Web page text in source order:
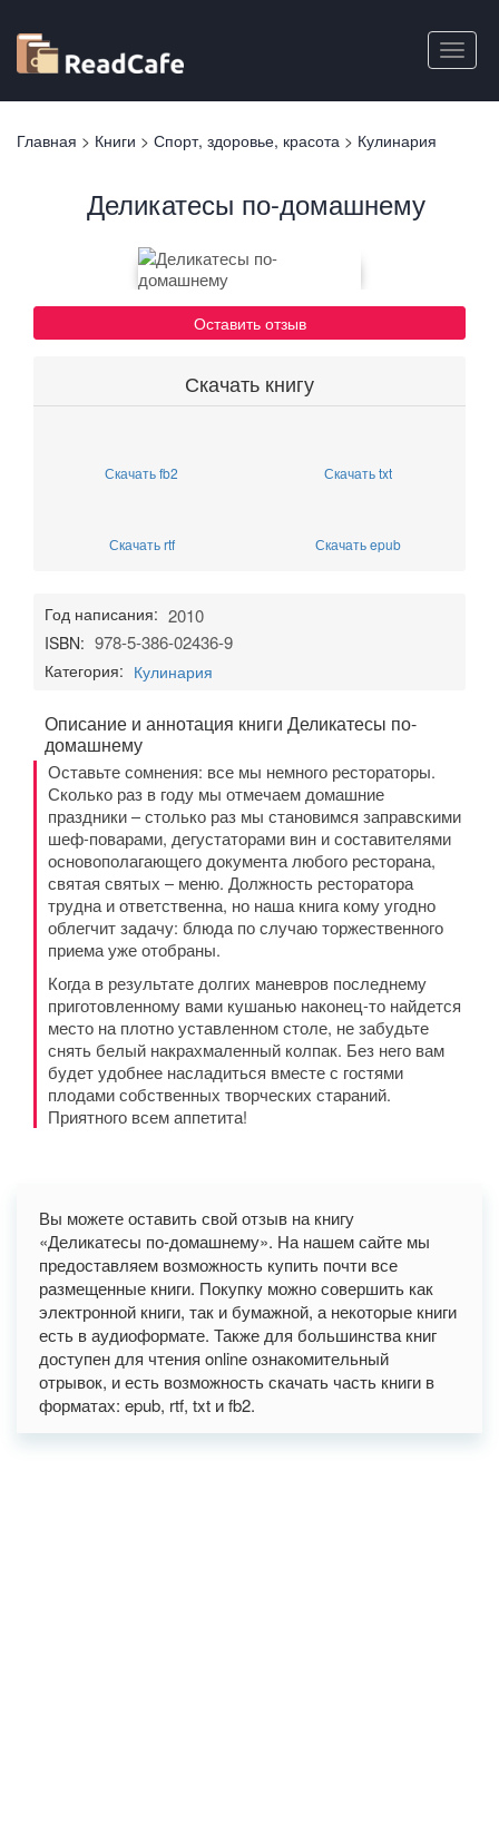
основному
содержанию
Toggle
Вы
Главная > Книги > Спорт, здоровье, красота > Кулинария
Деликатесы по-домашнему
Оставить отзыв
Скачать книгу
Скачать fb2 Скачать txt
Скачать rtf Скачать epub
Год написания: 2010
ISBN: 978-5-386-02436-9
Категория: Кулинария
Описание и аннотация книги Деликатесы по-
домашнему
Оставьте сомнения: все мы немного рестораторы.
Сколько раз в году мы отмечаем домашние
праздники – столько раз мы становимся заправскими
шеф-поварами, дегустаторами вин и составителями
основополагающего документа любого ресторана,
святая святых – меню. Должность ресторатора
трудна и ответственна, но наша книга кому угодно
облегчит задачу: блюда по случаю торжественного
приема уже отобраны.
Когда в результате долгих маневров последнему
приготовленному вами кушанью наконец-то найдется
место на плотно уставленном столе, не забудьте
снять белый накрахмаленный колпак. Без него вам
будет удобнее насладиться вместе с гостями
плодами собственных творческих стараний.
Приятного всем аппетита!
Вы можете оставить свой отзыв на книгу
«Деликатесы по-домашнему». На нашем сайте мы
предоставляем возможность купить почти все
размещенные книги. Покупку можно совершить как
электронной книги, так и бумажной, а некоторые книги
есть в аудиоформате. Также для большинства книг
доступен для чтения online ознакомительный
отрывок, и есть возможность скачать часть книги в
форматах: epub, rtf, txt и fb2.